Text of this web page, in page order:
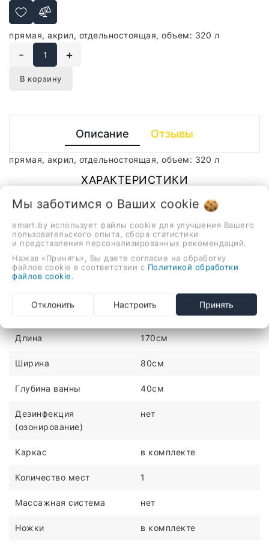
прямая, акрил, отдельностоящая, объем: 320 л
- +
В корзину
Описание Отзывы
прямая, акрил, отдельностоящая, объем: 320 л
ХАРАКТЕРИСТИКИ
Материал акрил
Цвет белый
Цвет производителя белый глянец
Длина 170см
Ширина 80см
Глубина ванны 40см
Дезинфекция
(озонирование)
нет
Каркас в комплекте
Количество мест 1
Массажная система нет
Ножки в комплекте
Мы заботимся о Ваших cookie
emart.by использует файлы cookie для улучшения Вашего
пользовательского опыта, сбора статистики
и представления персонализированных рекомендаций.
Нажав «Принять», Вы даете согласие на обработку
файлов cookie в соответствии с Политикой обработки
файлов cookie
Отклонить Настроить Принять